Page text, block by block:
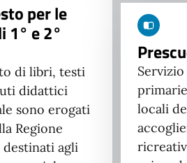
per le
1° e 2°
di libri, testi
didattici
sono erogati
Regione
destinati agli
locali